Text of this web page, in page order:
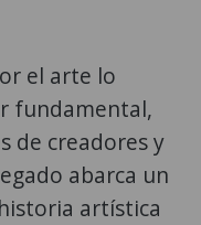
el arte lo
fundamental,
de creadores y
abarca un
artística